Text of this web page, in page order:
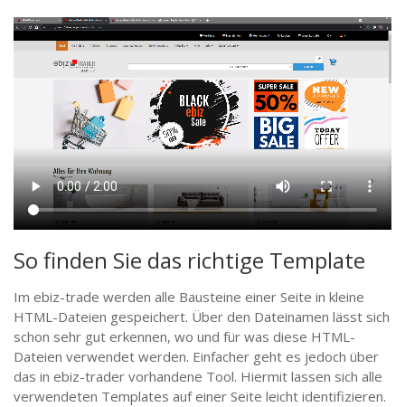
So finden Sie das richtige Template
Im ebiz-trade werden alle Bausteine einer Seite in kleine
HTML-Dateien gespeichert. Über den Dateinamen lässt sich
schon sehr gut erkennen, wo und für was diese HTML-
Dateien verwendet werden. Einfacher geht es jedoch über
das in ebiz-trader vorhandene Tool. Hiermit lassen sich alle
verwendeten Templates auf einer Seite leicht identifizieren.